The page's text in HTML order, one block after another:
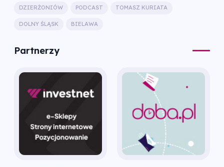
DZIERŻONIÓW PODCAST TOMASZ KURIATA
DOLNY ŚLĄSK BIELAWA
Partnerzy